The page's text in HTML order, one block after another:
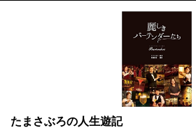
たまさぶろの人生遊記